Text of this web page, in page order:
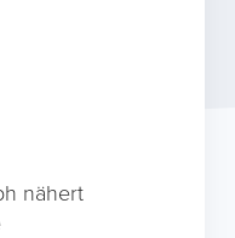
nähert